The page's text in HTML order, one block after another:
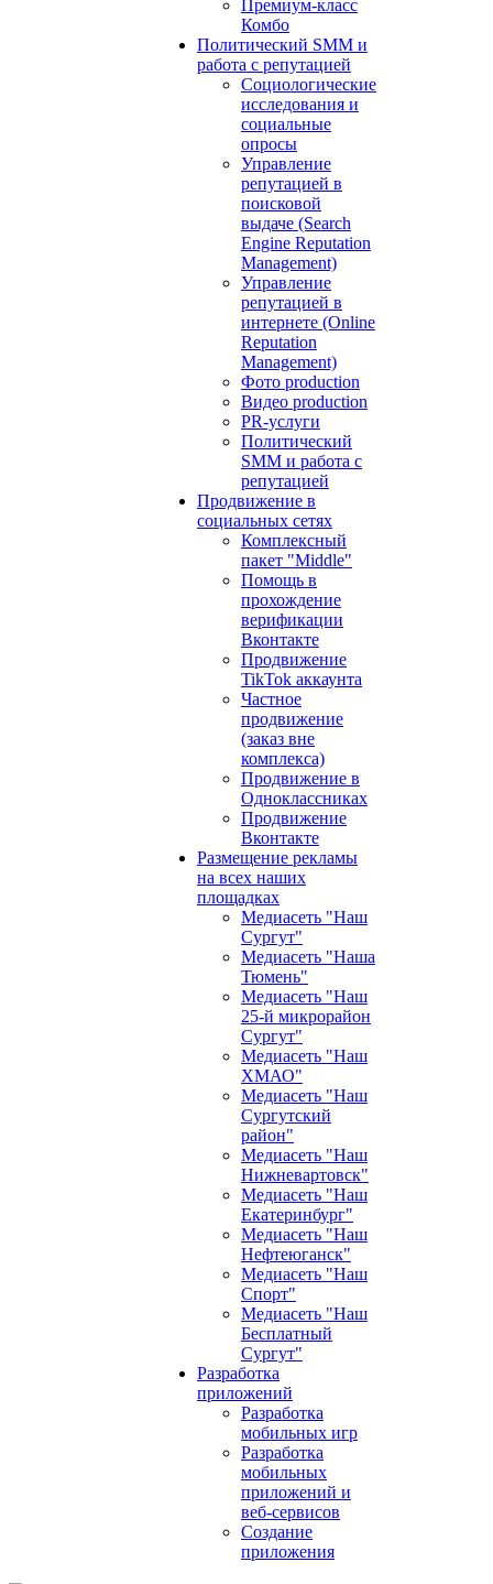
Премиум-класс
Комбо
Политический SMM и
работа с репутацией
Социологические
исследования и
социальные
опросы
Управление
репутацией в
поисковой
выдаче (Search
Engine Reputation
Management)
Управление
репутацией в
интернете (Online
Reputation
Management)
Фото production
Видео production
PR-услуги
Политический
SMM и работа с
репутацией
Продвижение в
социальных сетях
Комплексный
пакет "Middle"
Помощь в
прохождение
верификации
Вконтакте
Продвижение
TikTok аккаунта
Частное
продвижение
(заказ вне
комплекса)
Продвижение в
Одноклассниках
Продвижение
Вконтакте
Размещение рекламы
на всех наших
площадках
Медиасеть "Наш
Сургут"
Медиасеть "Наша
Тюмень"
Медиасеть "Наш
25-й микрорайон
Сургут"
Медиасеть "Наш
ХМАО"
Медиасеть "Наш
Сургутский
район"
Медиасеть "Наш
Нижневартовск"
Медиасеть "Наш
Екатеринбург"
Медиасеть "Наш
Нефтеюганск"
Медиасеть "Наш
Спорт"
Медиасеть "Наш
Бесплатный
Сургут"
Разработка
приложений
Разработка
мобильных игр
Разработка
мобильных
приложений и
веб-сервисов
Создание
приложения